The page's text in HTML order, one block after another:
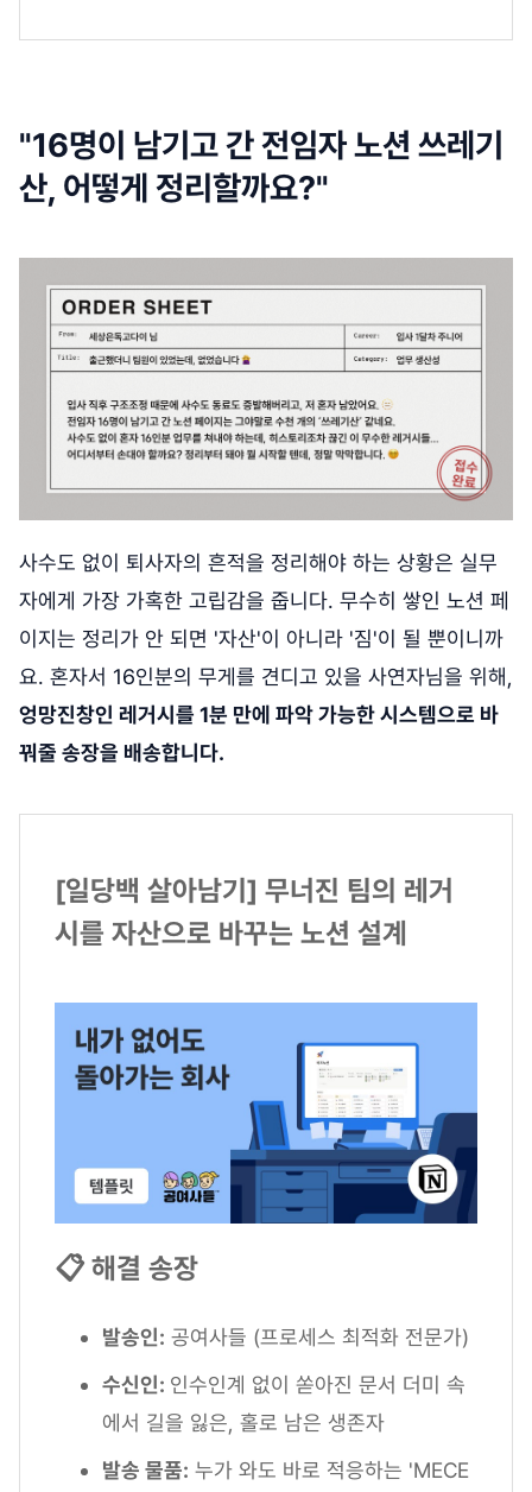
"16명이 남기고 간 전임자 노션 쓰레기
산, 어떻게 정리할까요?"
사수도 없이 퇴사자의 흔적을 정리해야 하는 상황은 실무
자에게 가장 가혹한 고립감을 줍니다. 무수히 쌓인 노션 페
이지는 정리가 안 되면 '자산'이 아니라 '짐'이 될 뿐이니까
요. 혼자서 16인분의 무게를 견디고 있을 사연자님을 위해,
엉망진창인 레거시를 1분 만에 파악 가능한 시스템으로 바
꿔줄 송장을 배송합니다.
[일당백 살아남기] 무너진 팀의 레거
시를 자산으로 바꾸는 노션 설계
📋 해결 송장
발송인: 공여사들 (프로세스 최적화 전문가)
수신인: 인수인계 없이 쏟아진 문서 더미 속
에서 길을 잃은, 홀로 남은 생존자
발송 물품: 누가 와도 바로 적응하는 'MECE